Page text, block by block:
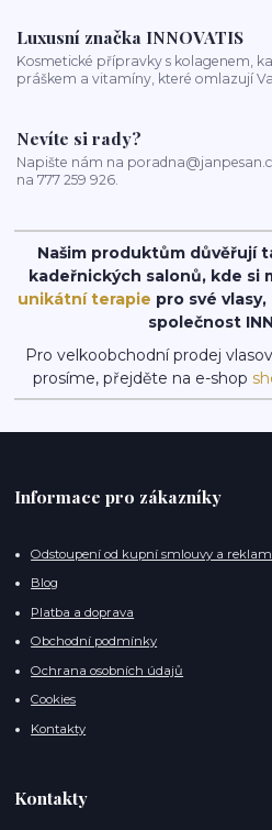
Luxusní značka INNOVATIS
Kosmetické přípravky s kolagenem,
práškem a vitamíny, které omlazují
Nevíte si rady?
Napište nám na
na 777 259 926.
Našim produktům důvěřují
kadeřnických salonů, kde
unikátní terapie pro své
společnost
Pro velkoobchodní prodej
prosíme, přejděte na e-shop
Informace pro zákazníky
Odstoupení od kupní smlouvy a
Blog
Platba a doprava
Obchodní podmínky
Ochrana osobních údajů
Cookies
Kontakty
Kontakty